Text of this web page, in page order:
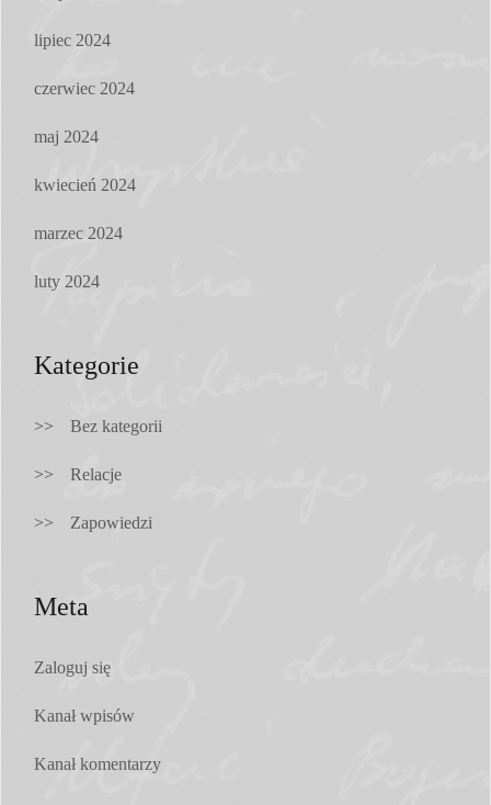
lipiec 2024
czerwiec 2024
maj 2024
kwiecień 2024
marzec 2024
luty 2024
Kategorie
Bez kategorii
Relacje
Zapowiedzi
Meta
Zaloguj się
Kanał wpisów
Kanał komentarzy